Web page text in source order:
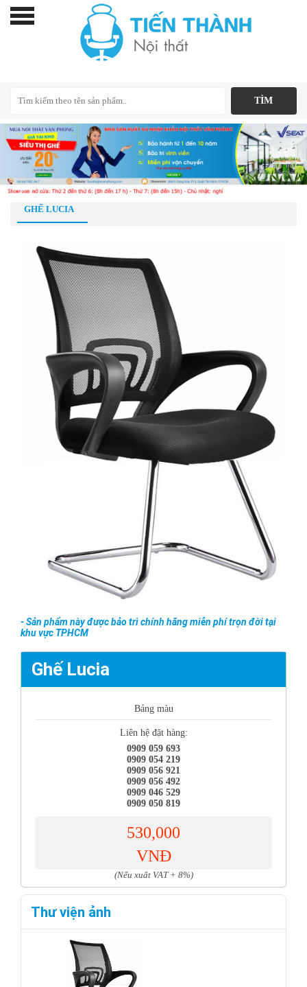
GHẾ LUCIA
- Sản phẩm này được bảo trì chính hãng miễn phí trọn đời tại
khu vực TPHCM
Ghế Lucia
Bảng màu
Liên hệ đặt hàng:
0909 059 693
0909 054 219
0909 056 921
0909 056 492
0909 046 529
0909 050 819
530,000
VNĐ
(Nếu xuất VAT + 8%)
Thư viện ảnh